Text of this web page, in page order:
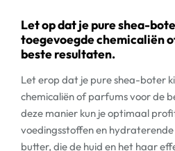
Let op dat je pure shea-
toegevoegde chemicaliën
beste resultaten.
Let erop dat je pure shea-boter
chemicaliën of parfums voor de
deze manier kun je optimaal
voedingsstoffen en
butter, die de huid en het haar